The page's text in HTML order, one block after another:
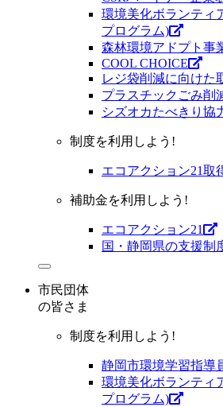
環境美化ボランティ
プログラム)
森林環境アドプト事
COOL CHOICE
レジ袋削減に向けた
プラスチックごみ削
シズオカたべきり協
制度を利用しよう!
エコアクション21取
補助金を利用しよう!
エコアクション21
国・静岡県の支援制
市民団体
の皆さま
制度を利用しよう!
静岡市環境学習指導
環境美化ボランティ
プログラム)